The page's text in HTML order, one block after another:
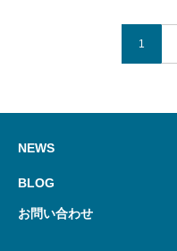
1
NEWS
BLOG
お問い合わせ